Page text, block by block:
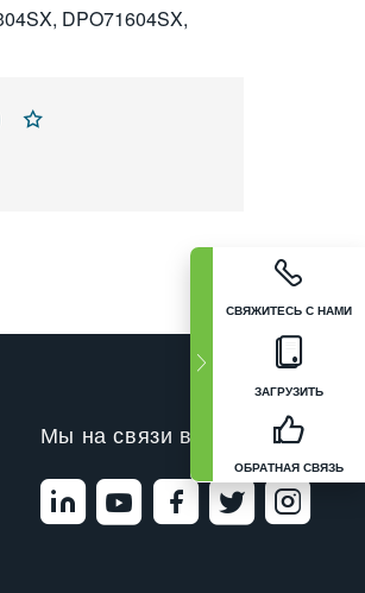
СВЯЖИТЕСЬ С НАМИ
ЗАГРУЗИТЬ
ОБРАТНАЯ СВЯЗЬ
DPO71604SX,
Мы на связи в